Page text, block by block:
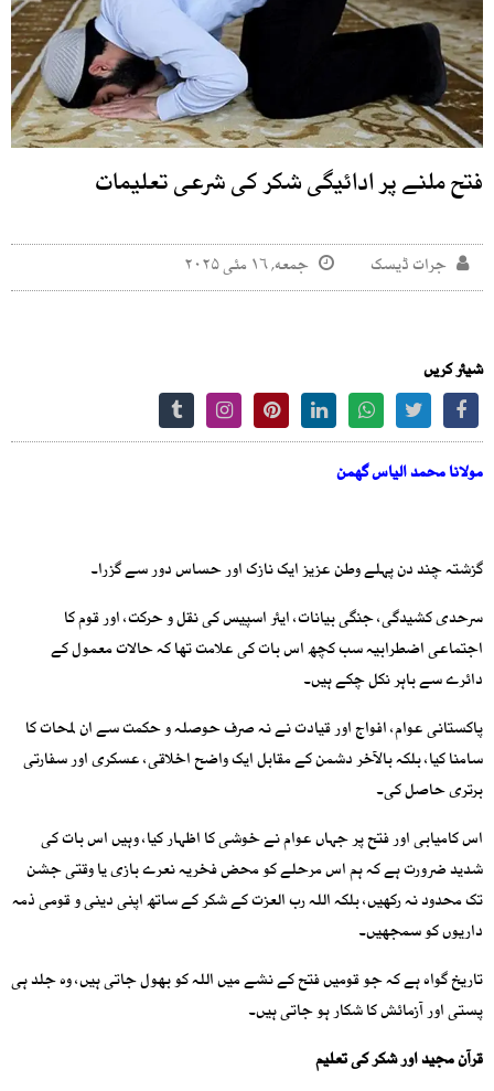
فتح ملنے پر ادائیگی شکر کی شرعی تعلیمات
جرات ڈیسک جمعه, ۱۶ مئی ۲۰۲۵
شیئر کریں
مولانا محمد الیاس گھمن
گزشتہ چند دن پہلے وطن عزیز ایک نازک اور حساس دور سے گزرا۔
سرحدی کشیدگی، جنگی بیانات، ایئر اسپیس کی نقل و حرکت، اور قوم کا
اجتماعی اضطرابیہ سب کچھ اس بات کی علامت تھا کہ حالات معمول کے
دائرے سے باہر نکل چکے ہیں۔
پاکستانی عوام، افواج اور قیادت نے نہ صرف حوصلہ و حکمت سے ان لمحات کا
سامنا کیا، بلکہ بالآخر دشمن کے مقابل ایک واضح اخلاقی، عسکری اور سفارتی
برتری حاصل کی۔
اس کامیابی اور فتح پر جہاں عوام نے خوشی کا اظہار کیا، وہیں اس بات کی
شدید ضرورت ہے کہ ہم اس مرحلے کو محض فخریہ نعرے بازی یا وقتی جشن
تک محدود نہ رکھیں، بلکہ اللہ رب العزت کے شکر کے ساتھ اپنی دینی و قومی ذمہ
داریوں کو سمجھیں۔
تاریخ گواہ ہے کہ جو قومیں فتح کے نشے میں اللہ کو بھول جاتی ہیں، وہ جلد ہی
پستی اور آزمائش کا شکار ہو جاتی ہیں۔
قرآن مجید اور شکر کی تعلیم